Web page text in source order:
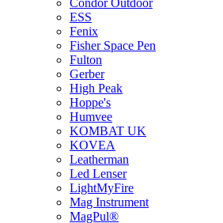
Condor Outdoor
ESS
Fenix
Fisher Space Pen
Fulton
Gerber
High Peak
Hoppe's
Humvee
KOMBAT UK
KOVEA
Leatherman
Led Lenser
LightMyFire
Mag Instrument
MagPul®